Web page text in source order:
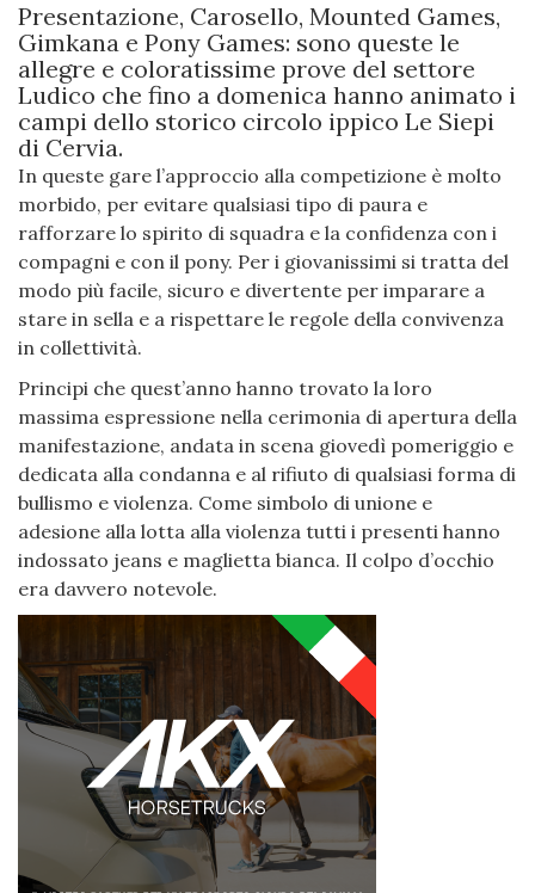
Presentazione, Carosello, Mounted Games,
Gimkana e Pony Games: sono queste le
allegre e coloratissime prove del settore
Ludico che fino a domenica hanno animato i
campi dello storico circolo ippico Le Siepi
di Cervia.
In queste gare l’approccio alla competizione è molto
morbido, per evitare qualsiasi tipo di paura e
rafforzare lo spirito di squadra e la confidenza con i
compagni e con il pony. Per i giovanissimi si tratta del
modo più facile, sicuro e divertente per imparare a
stare in sella e a rispettare le regole della convivenza
in collettività.
Principi che quest’anno hanno trovato la loro
massima espressione nella cerimonia di apertura della
manifestazione, andata in scena giovedì pomeriggio e
dedicata alla condanna e al rifiuto di qualsiasi forma di
bullismo e violenza. Come simbolo di unione e
adesione alla lotta alla violenza tutti i presenti hanno
indossato jeans e maglietta bianca. Il colpo d’occhio
era davvero notevole.